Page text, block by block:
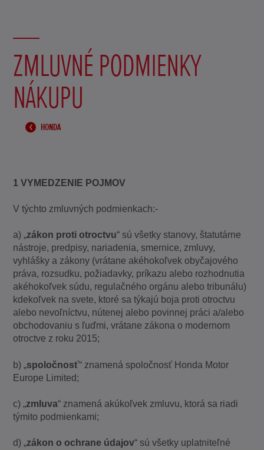
ZMLUVNÉ PODMIENKY
NÁKUPU
HONDA
1 VYMEDZENIE POJMOV
V týchto zmluvných podmienkach:-
a) „zákon proti otroctvu“ sú všetky stanovy, štatutárne
nástroje, predpisy, nariadenia, smernice, zmluvy,
vyhlášky a zákony (vrátane akéhokoľvek obyčajového
práva, rozsudku, požiadavky, príkazu alebo rozhodnutia
akéhokoľvek súdu, regulačného orgánu alebo tribunálu)
kdekoľvek na svete, ktoré sa týkajú boja proti otroctvu
alebo nevoľníctvu, nútenej alebo povinnej práci a/alebo
obchodovaniu s ľuďmi, vrátane zákona o modernom
otroctve z roku 2015;
b) „spoločnosť“ znamená spoločnosť Honda Motor
Europe Limited;
c) „zmluva“ znamená akúkoľvek zmluvu, ktorá sa riadi
týmito podmienkami;
d) „zákon o ochrane údajov“ sú všetky uplatniteľné